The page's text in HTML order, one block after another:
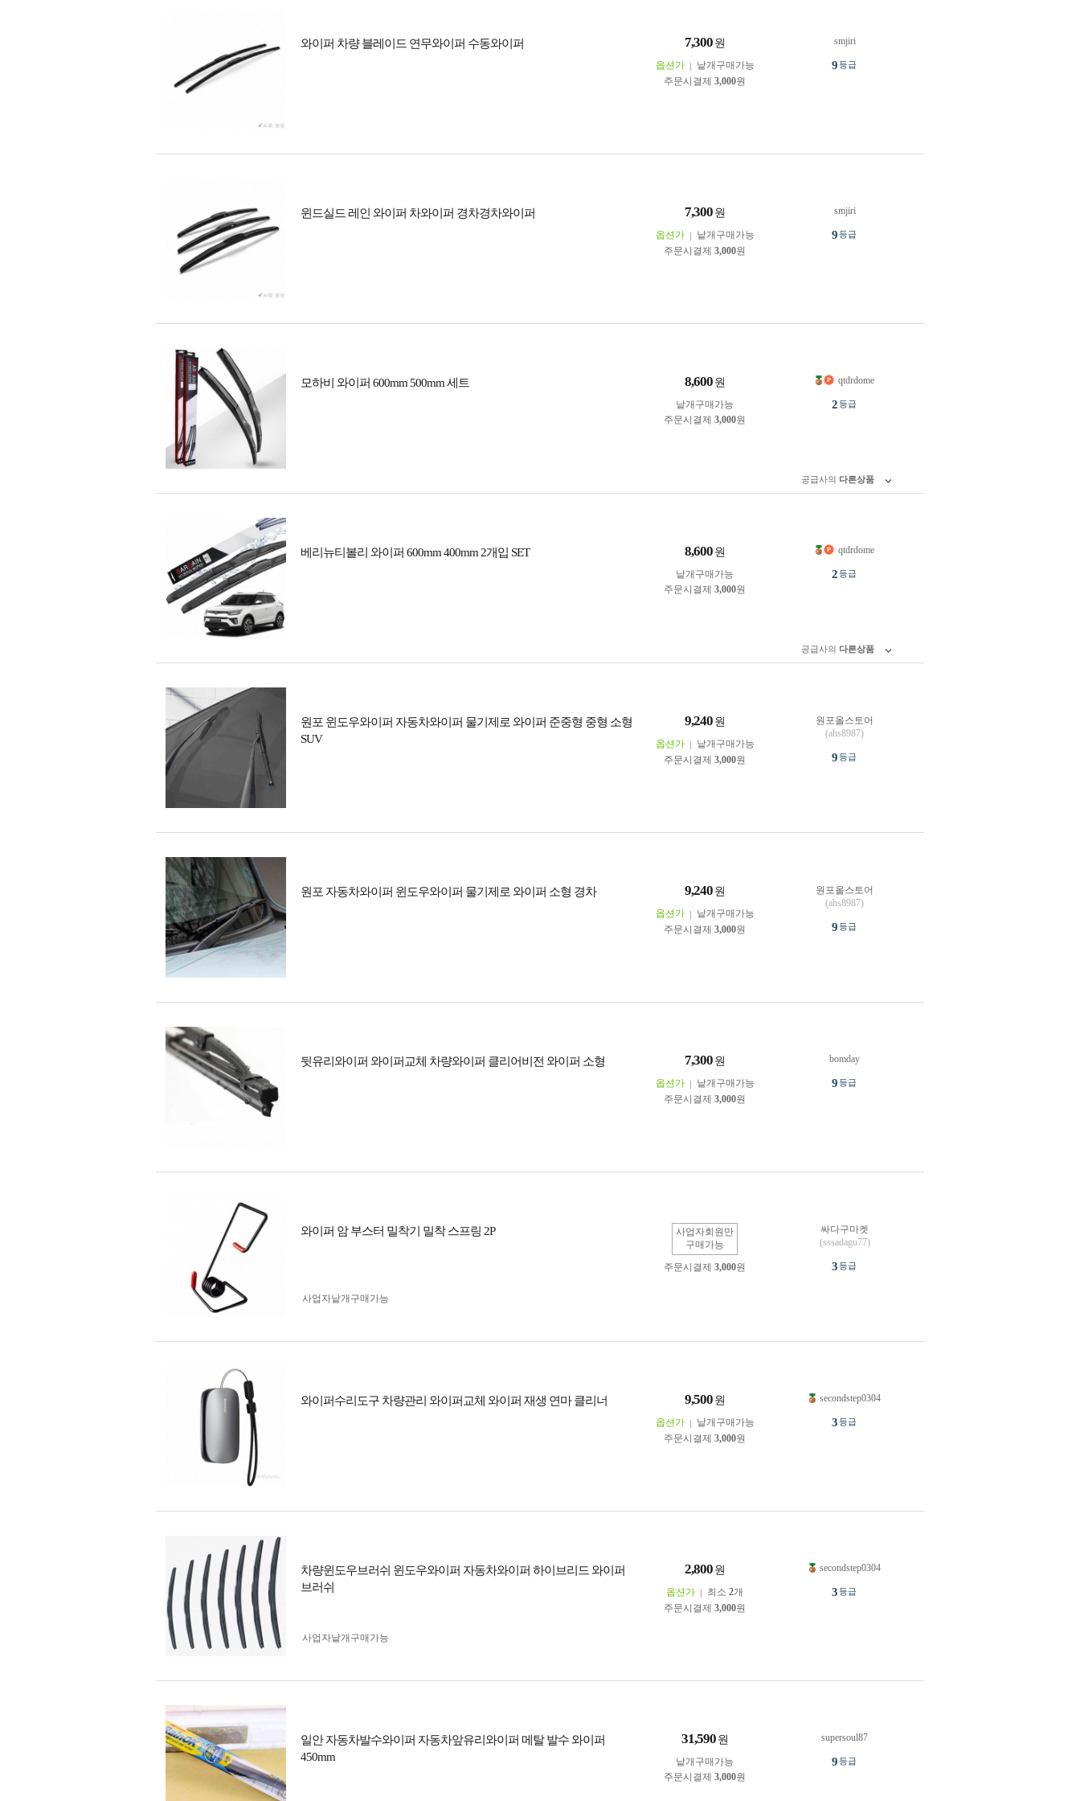
와이퍼 차량 블레이드 연무와이퍼 수동와이퍼 7,300 원
옵션가
낱개구매가능
주문시결제 3,000원
smjiri
9등급
윈드실드 레인 와이퍼 차와이퍼 경차경차와이퍼 7,300 원
옵션가
낱개구매가능
주문시결제 3,000원
smjiri
9등급
모하비 와이퍼 600mm 500mm 세트 8,600 원
낱개구매가능
주문시결제 3,000원
qtdrdome
2등급
공급사의 다른상품
베리뉴티볼리 와이퍼 600mm 400mm 2개입 SET 8,600 원
낱개구매가능
주문시결제 3,000원
qtdrdome
2등급
공급사의 다른상품
원포 윈도우와이퍼 자동차와이퍼 물기제로 와이퍼 준중형 중형 소형
SUV
9,240 원
옵션가
낱개구매가능
주문시결제 3,000원
원포올스토어
(ahs8987)
9등급
원포 자동차와이퍼 윈도우와이퍼 물기제로 와이퍼 소형 경차 9,240 원
옵션가
낱개구매가능
주문시결제 3,000원
원포올스토어
(ahs8987)
9등급
뒷유리와이퍼 와이퍼교체 차량와이퍼 클리어비전 와이퍼 소형 7,300 원
옵션가
낱개구매가능
주문시결제 3,000원
bomday
9등급
와이퍼 암 부스터 밀착기 밀착 스프링 2P
사업자회원만
구매가능
주문시결제 3,000원
사업자 낱개구매가능
싸다구마켓
(sssadagu77)
3등급
와이퍼수리도구 차량관리 와이퍼교체 와이퍼 재생 연마 클리너 9,500 원
옵션가
낱개구매가능
주문시결제 3,000원
secondstep0304
3등급
차량윈도우브러쉬 윈도우와이퍼 자동차와이퍼 하이브리드 와이퍼
브러쉬
2,800 원
옵션가 최소 2개
주문시결제 3,000원
사업자 낱개구매가능
secondstep0304
3등급
일안 자동차발수와이퍼 자동차앞유리와이퍼 메탈 발수 와이퍼
450mm
31,590 원
낱개구매가능
주문시결제 3,000원
supersoul87
9등급